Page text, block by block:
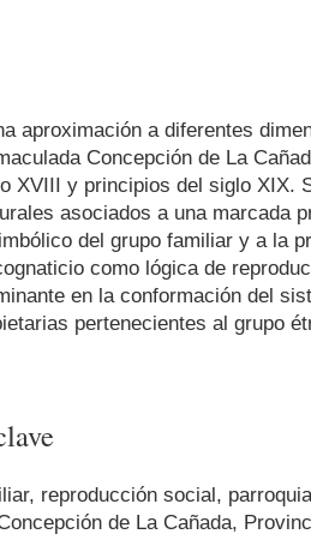
aproximación a diferentes
Concepción de La
XVIII y principios del siglo XIX.
asociados a una marcada
del grupo familiar y a la
como lógica de
en la conformación del
pertenecientes al grupo
reproducción social,
de La Cañada,